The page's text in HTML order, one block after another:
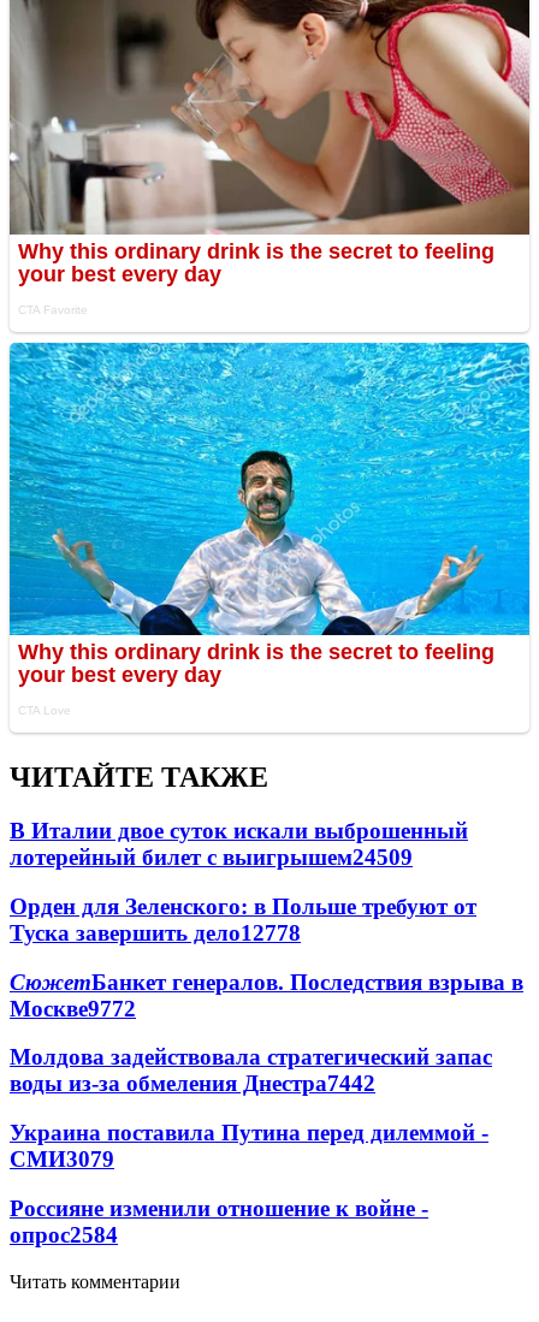
ЧИТАЙТЕ ТАКЖЕ
В Италии двое суток искали выброшенный
лотерейный билет с выигрышем24509
Орден для Зеленского: в Польше требуют от
Туска завершить дело12778
СюжетБанкет генералов. Последствия взрыва в
Москве9772
Молдова задействовала стратегический запас
воды из-за обмеления Днестра7442
Украина поставила Путина перед дилеммой -
СМИ3079
Россияне изменили отношение к войне -
опрос2584
Читать комментарии